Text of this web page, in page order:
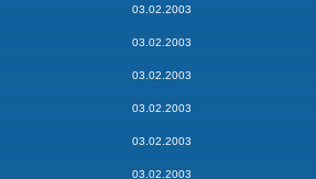
03.02.2003
03.02.2003
03.02.2003
03.02.2003
03.02.2003
03.02.2003